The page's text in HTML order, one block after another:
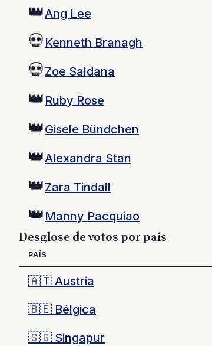
👑Ang Lee
💀 Kenneth Branagh
💀Zoe Saldana
👑 Ruby Rose
👑Gisele Bündchen
👑Alexandra Stan
👑Zara Tindall
👑 Manny Pacquiao
Desglose de votos por país
PAÍS
🇦🇹 Austria
🇧🇪 Bélgica
🇸🇬 Singapur